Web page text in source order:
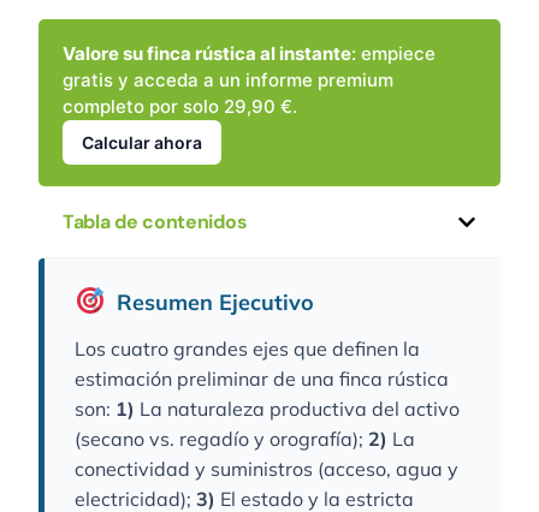
Valore su finca rústica al instante: empiece
gratis y acceda a un informe premium
completo por solo 29,90 €.
Calcular ahora
Tabla de contenidos
Resumen Ejecutivo
Los cuatro grandes ejes que definen la
estimación preliminar de una finca rústica
son: 1) La naturaleza productiva del activo
(secano vs. regadío y orografía); 2) La
conectividad y suministros (acceso, agua y
electricidad); 3) El estado y la estricta